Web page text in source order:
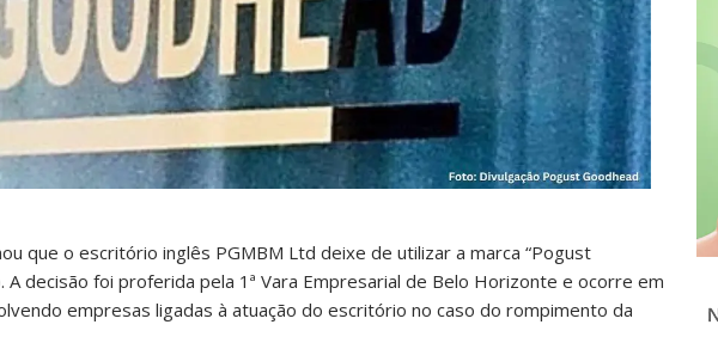
que o escritório inglês PGMBM Ltd deixe de utilizar a marca “Pogust
decisão foi proferida pela 1ª Vara Empresarial de Belo Horizonte e ocorre em
empresas ligadas à atuação do escritório no caso do rompimento da